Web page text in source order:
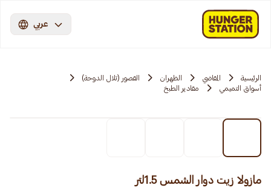
عربي
الرئيسية المقاضي الظهران
القصور (تلال الدوحة)
أسواق التميمي
مقادير الطبخ
مازولا زيت دوار الشمس 1.5لتر